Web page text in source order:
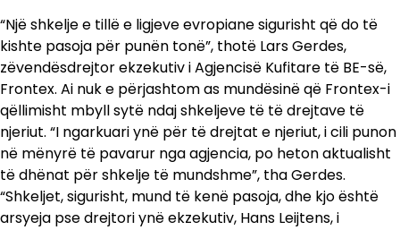
“Një shkelje e tillë e ligjeve evropiane sigurisht që do të
kishte pasoja për punën tonë”, thotë Lars Gerdes,
zëvendësdrejtor ekzekutiv i Agjencisë Kufitare të BE-së,
Frontex. Ai nuk e përjashtom as mundësinë që Frontex-i
qëllimisht mbyll sytë ndaj shkeljeve të të drejtave të
njeriut. “I ngarkuari ynë për të drejtat e njeriut, i cili punon
në mënyrë të pavarur nga agjencia, po heton aktualisht
të dhënat për shkelje të mundshme”, tha Gerdes.
“Shkeljet, sigurisht, mund të kenë pasoja, dhe kjo është
arsyeja pse drejtori ynë ekzekutiv, Hans Leijtens, i